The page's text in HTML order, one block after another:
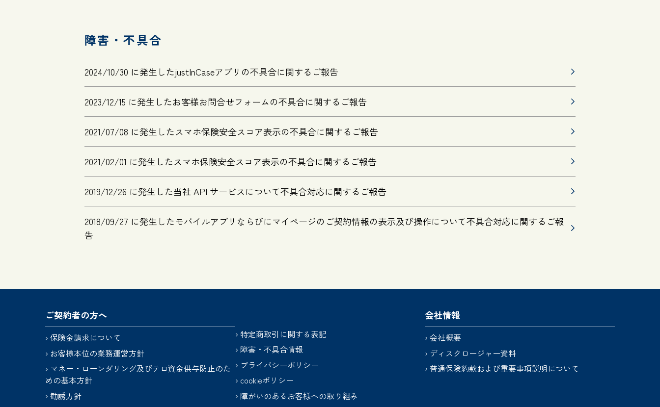
障害・不具合
2024/10/30 に発生したjustInCaseアプリの不具合に関するご報告
2023/12/15 に発生したお客様お問合せフォームの不具合に関するご報告
2021/07/08 に発生したスマホ保険安全スコア表示の不具合に関するご報告
2021/02/01 に発生したスマホ保険安全スコア表示の不具合に関するご報告
2019/12/26 に発生した当社 API サービスについて不具合対応に関するご報告
2018/09/27 に発生したモバイルアプリならびにマイページのご契約情報の表示及び操作について不具合対応に関するご報
告
ご契約者の方へ
保険金請求について
お客様本位の業務運営方針
マネー・ローンダリング及びテロ資金供与防止のた
めの基本方針
勧誘方針
特定商取引に関する表記
障害・不具合情報
プライバシーポリシー
cookieポリシー
障がいのあるお客様への取り組み
会社情報
会社概要
ディスクロージャー資料
普通保険約款および重要事項説明について